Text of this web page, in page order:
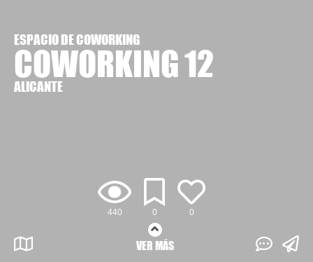
440 0 0
ESPACIO DE COWORKING
COWORKING 12
ALICANTE
VER MÁS